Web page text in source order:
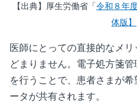
【出典】厚生労働省「令和８年
体版】
医師にとっての直接的なメ
どまりません。電子処方箋
を行うことで、患者さまが
ータが共有されます。